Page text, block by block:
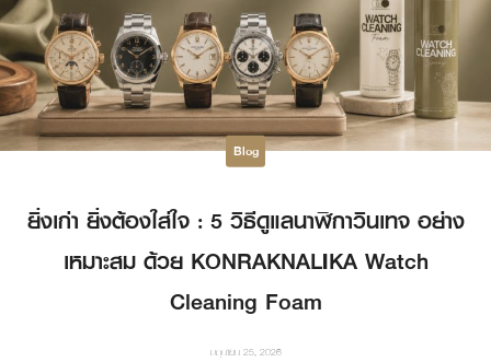
Blog
ยิ่งเก่า ยิ่งต้องใส่ใจ : 5 วิธีดูแลนาฬิกาวินเทจ อย่าง
เหมาะสม ด้วย KONRAKNALIKA Watch
Cleaning Foam
มิถุนายน 25, 2026